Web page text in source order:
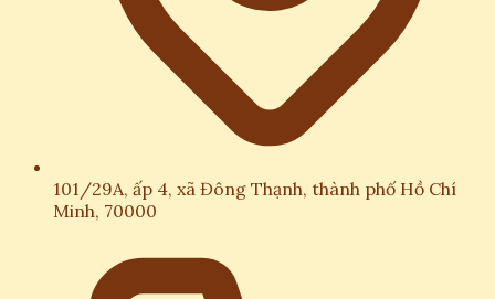
101/29A, ấp 4, xã Đông Thạnh, thành phố Hồ Chí
Minh, 70000